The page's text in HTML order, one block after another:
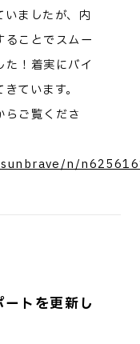
いましたが、内
ることでスムー
た！着実にバイ
ています。
らご覧くださ
n/
トを更新し